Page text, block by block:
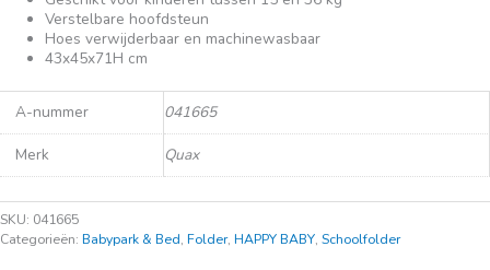
Verstelbare hoofdsteun
Hoes verwijderbaar en machinewasbaar
43x45x71H cm
A-nummer 041665
Merk Quax
SKU: 041665
Categorieën: Babypark & Bed, Folder, HAPPY BABY, Schoolfolder